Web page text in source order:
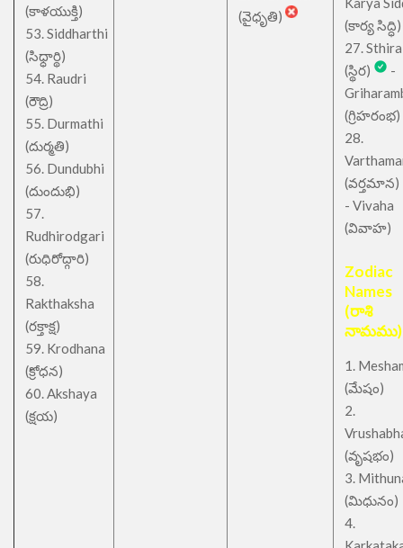
(కాళయుక్తి)
53. Siddharthi
(సిధ్ధార్థి)
54. Raudri
(రౌద్రి)
55. Durmathi
(దుర్మతి)
56. Dundubhi
(దుందుభి)
57.
Rudhirodgari
(రుధిరోద్గారి)
58.
Rakthaksha
(రక్తాక్ష)
59. Krodhana
(క్రోధన)
60. Akshaya
(క్షయ)
(వైధృతి)
(కార్య సిద్ధి)
27. Sthira
(స్థిర)
-
(గ్రిహరంభ)
28.
(వర్తమాన)
- Vivaha
(వివాహ)
Zodiac
Names
(రాశి
నామము)
1.
(మేషం)
2.
(వృషభం)
3.
(మిధునం)
4.